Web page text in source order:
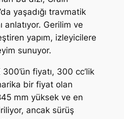
yaşadığı travmatik
anlatıyor. Gerilim ve
yapım, izleyicilere
sunuyor.
fiyatı, 300 cc’lik
bir fiyat olan
mm yüksek ve en
ancak sürüş